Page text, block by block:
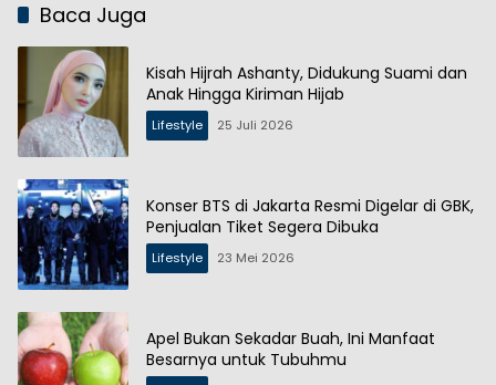
Baca Juga
Kisah Hijrah Ashanty, Didukung Suami dan
Anak Hingga Kiriman Hijab
Lifestyle 25 Juli 2026
Konser BTS di Jakarta Resmi Digelar di GBK,
Penjualan Tiket Segera Dibuka
Lifestyle 23 Mei 2026
Apel Bukan Sekadar Buah, Ini Manfaat
Besarnya untuk Tubuhmu